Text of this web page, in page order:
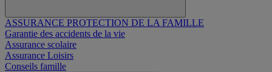
ASSURANCE PROTECTION DE LA FAMILLE
Garantie des accidents de la vie
Assurance scolaire
Assurance Loisirs
Conseils famille